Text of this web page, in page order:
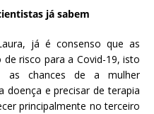
já sabem
já é consenso que as
risco para a Covid-19, isto
as chances de a mulher
doença e precisar de terapia
principalmente no terceiro